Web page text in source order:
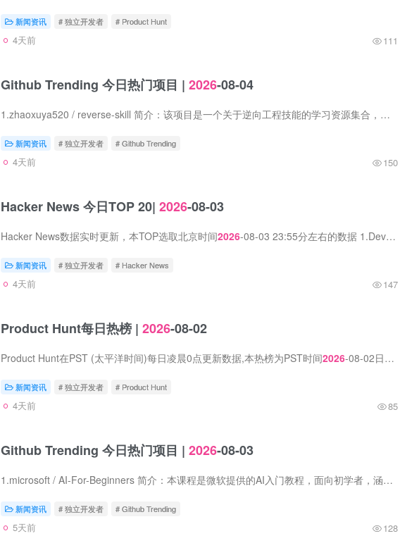
新闻资讯 # 独立开发者 # Product Hunt
4天前 111
Github Trending 今日热门项目 | 2026-08-04
1.zhaoxuya520 / reverse-skill 简介：该项目是一个关于逆向工程技能的学习资源集合，由用户zhaoxuya520在GitHub上维护。主要内容包括：逆向工程的基础概念、常用工具（如IDA Pro、Ghidra、Olly...
新闻资讯 # 独立开发者 # Github Trending
4天前 150
Hacker News 今日TOP 20| 2026-08-03
Hacker News数据实时更新，本TOP选取北京时间2026-08-03 23:55分左右的数据 1.Devtools must be open source 中文标题：开发者工具必须开源。 简介：该博客文章标题为“开发者工具必须开源”，...
新闻资讯 # 独立开发者 # Hacker News
4天前 147
Product Hunt每日热榜 | 2026-08-02
Product Hunt在PST (太平洋时间)每日凌晨0点更新数据,本热榜为PST时间2026-08-02日的数据。 1. Zinley 标语：您的个人AI助理，负责接听电话、处理邮件和完成任务。 介绍：大多数AI都待在聊天框...
新闻资讯 # 独立开发者 # Product Hunt
4天前 85
Github Trending 今日热门项目 | 2026-08-03
1.microsoft / AI-For-Beginners 简介：本课程是微软提供的AI入门教程，面向初学者，涵盖AI基础知识、机器学习、神经网络、深度学习、自然语言处理、计算机视觉、生成式AI等核心主题。课程包含...
新闻资讯 # 独立开发者 # Github Trending
5天前 128